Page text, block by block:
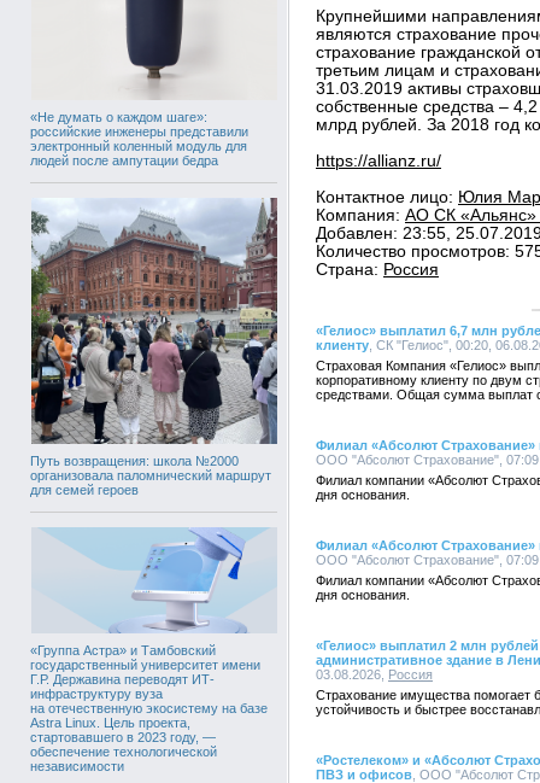
«Не думать о каждом шаге»:
российские инженеры представили
электронный коленный модуль для
людей после ампутации бедра
Путь возвращения: школа №2000
организовала паломнический маршрут
для семей героев
«Группа Астра» и Тамбовский
государственный университет имени
Г.Р. Державина переводят ИТ-
инфраструктуру вуза
на отечественную экосистему на базе
Astra Linux. Цель проекта,
стартовавшего в 2023 году, —
обеспечение технологической
независимости
Крупнейшими
являются страхование
страхование гражданской
третьим лицам и
31.03.2019 активы
собственные средства –
млрд рублей. За 2018 год
https://allianz.ru/
Контактное лицо: Юлия
Компания: АО СК «Альянс»
Добавлен: 23:55,
Количество просмотров:
Страна: Россия
«Гелиос» выплатил 6,7 млн
клиенту , СК "Гелиос", 00:20,
Страховая Компания «Гелиос»
корпоративному клиенту по двум
средствами. Общая сумма выплат
Филиал «Абсолют Страхование»
ООО "Абсолют Страхование",
Филиал компании «Абсолют
дня основания.
Филиал «Абсолют Страхование»
ООО "Абсолют Страхование",
Филиал компании «Абсолют
дня основания.
«Гелиос» выплатил 2 млн
административное здание в
03.08.2026, Россия
Страхование имущества помогает
устойчивость и быстрее
«Ростелеком» и «Абсолют
ПВЗ и офисов , ООО "Абсолют